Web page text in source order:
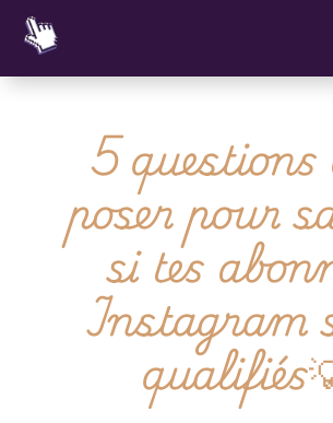
5 questions
poser pour
si tes
Instagram
qualifiés